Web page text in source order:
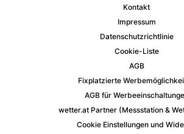
Kontakt
Impressum
Datenschutzrichtlinie
Cookie-Liste
AGB
Fixplatzierte
AGB für
wetter.at Partner (Messstation &
Cookie Einstellungen und